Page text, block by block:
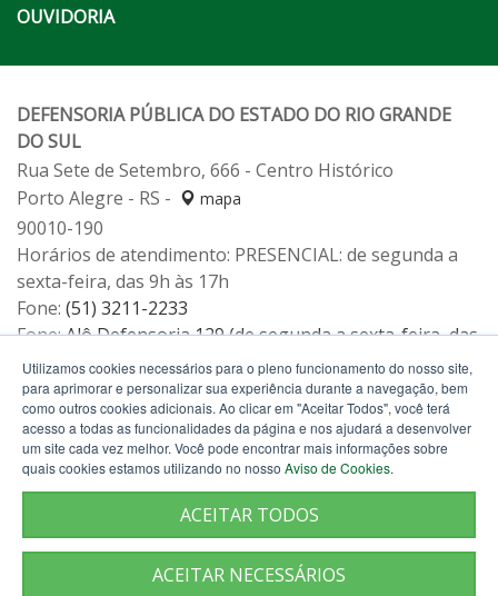
OUVIDORIA
DEFENSORIA PÚBLICA DO ESTADO DO RIO GRANDE
DO SUL
Rua Sete de Setembro, 666 - Centro Histórico
Porto Alegre - RS -
mapa
90010-190
Horários de atendimento: PRESENCIAL: de segunda a
sexta-feira, das 9h às 17h
Fone: (51) 3211-2233
Fone:Alô Defensoria 129 (de segunda a sexta-feira, das
12h às 19h)
Utilizamos cookies necessários para o pleno funcionamento do nosso site,
para aprimorar e personalizar sua experiência durante a navegação, bem
como outros cookies adicionais. Ao clicar em "Aceitar Todos", você terá
acesso a todas as funcionalidades da página e nos ajudará a desenvolver
um site cada vez melhor. Você pode encontrar mais informações sobre
quais cookies estamos utilizando no nosso Aviso de Cookies.
ACEITAR TODOS
ACEITAR NECESSÁRIOS